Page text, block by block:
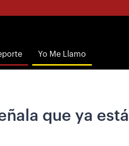
Yo Me Llamo
que ya